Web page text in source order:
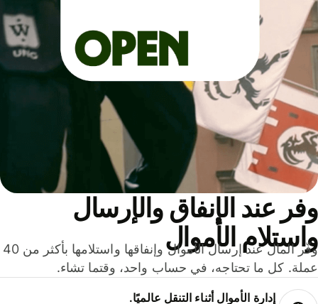
عند الإنفاق والإرسال
الأموال
وفّر المال عند إرسال الأموال وإنفاقها واستلامها بأكثر من 40
كل ما تحتاجه، في حساب واحد، وقتما تشاء.
إدارة الأموال أثناء التنقل عالميًا.